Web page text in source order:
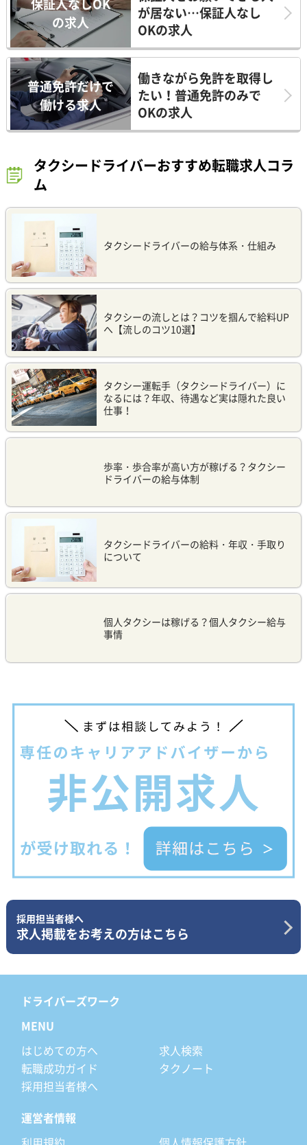
の求人
が居ない…保証人なし
OKの求人
普通免許だけで
働ける求人
働きながら免許を取得し
たい！普通免許のみで
OKの求人
タクシードライバーおすすめ転職求人コラ
ム
タクシードライバーの給与体系・仕組み
タクシーの流しとは？コツを掴んで給料UP
へ【流しのコツ10選】
タクシー運転手（タクシードライバー）に
なるには？年収、待遇など実は隠れた良い
仕事！
歩率・歩合率が高い方が稼げる？タクシー
ドライバーの給与体制
タクシードライバーの給料・年収・手取り
について
個人タクシーは稼げる？個人タクシー給与
事情
採用担当者様へ
求人掲載をお考えの方はこちら
ドライバーズワーク
MENU
はじめての方へ
求人検索
転職成功ガイド
タクノート
採用担当者様へ
運営者情報